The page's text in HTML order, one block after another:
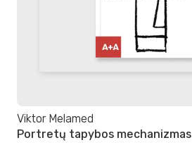
Viktor Melamed
Portretų tapybos mechanizmas